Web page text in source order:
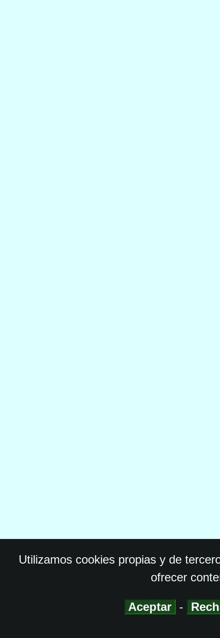
Utilizamos cookies propias y de
ofrecer
Aceptar -